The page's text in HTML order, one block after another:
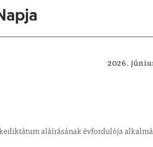
2026.
aláírásának évfordulója